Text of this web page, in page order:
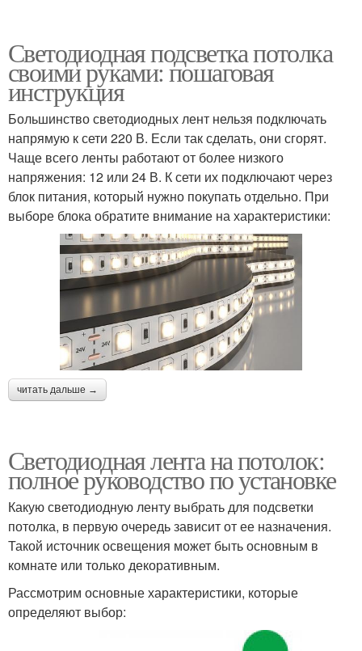
Светодиодная подсветка потолка
своими руками: пошаговая
инструкция
Большинство светодиодных лент нельзя подключать
напрямую к сети 220 В. Если так сделать, они сгорят.
Чаще всего ленты работают от более низкого
напряжения: 12 или 24 В. К сети их подключают через
блок питания, который нужно покупать отдельно. При
выборе блока обратите внимание на характеристики:
читать дальше →
Светодиодная лента на потолок:
полное руководство по установке
Какую светодиодную ленту выбрать для подсветки
потолка, в первую очередь зависит от ее назначения.
Такой источник освещения может быть основным в
комнате или только декоративным.
Рассмотрим основные характеристики, которые
определяют выбор: